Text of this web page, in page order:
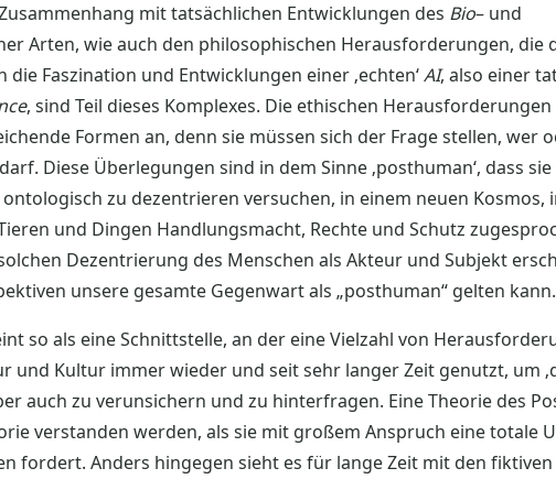
mit tatsächlichen Entwicklungen des Bio– und
Arten, wie auch den philosophischen Herausforderungen, die
die Faszination und Entwicklungen einer ‚echten‘AI, also einer
, sind Teil dieses Komplexes. Die ethischen
Formen an, denn sie müssen sich der Frage stellen, wer
Diese Überlegungen sind in dem Sinne ‚posthuman‘, dass
zu dezentrieren versuchen, in einem neuen Kosmos,
und Dingen Handlungsmacht, Rechte und Schutz
Dezentrierung des Menschen als Akteur und Subjekt
unsere gesamte Gegenwart als „posthuman“ gelten kann.
so als eine Schnittstelle, an der eine Vielzahl von
und Kultur immer wieder und seit sehr langer Zeit genutzt, um
auch zu verunsichern und zu hinterfragen. Eine Theorie des
verstanden werden, als sie mit großem Anspruch eine totale
fordert. Anders hingegen sieht es für lange Zeit mit den fiktiven